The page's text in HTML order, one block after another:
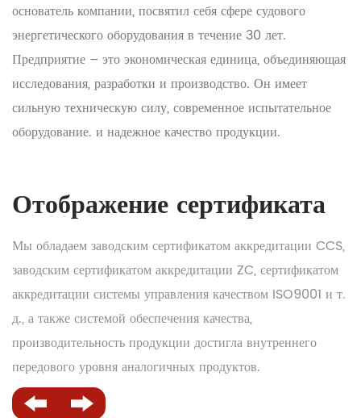
основатель компании, посвятил себя сфере судового
энергетического оборудования в течение 30 лет.
Предприятие – это экономическая единица, объединяющая
исследования, разработки и производство. Он имеет
сильную техническую силу, современное испытательное
оборудование. и надежное качество продукции.
Отображение сертификата
Мы обладаем заводским сертификатом аккредитации CCS,
заводским сертификатом аккредитации ZC, сертификатом
аккредитации системы управления качеством ISO9001 и т.
д., а также системой обеспечения качества,
производительность продукции достигла внутреннего
передового уровня аналогичных продуктов.